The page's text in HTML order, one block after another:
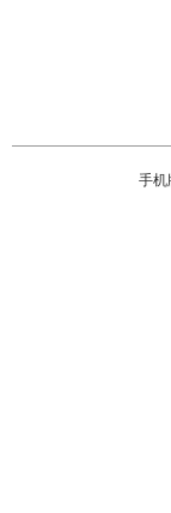
手机